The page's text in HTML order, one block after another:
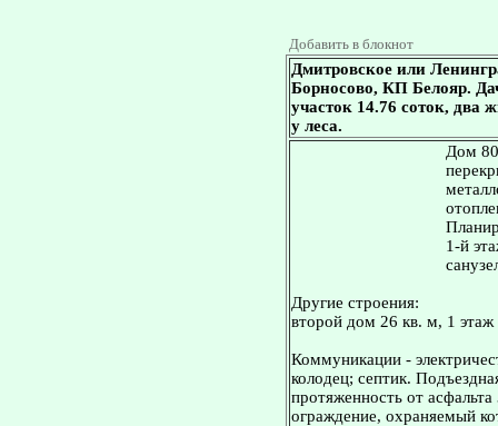
Добавить в блокнот
Дмитровское или
Борносово, КП Белояр.
участок 14.76 соток, два
у леса.
Дом
1-й
Другие строения:
второй дом 26 кв. м, 1
Коммуникации -
колодец; септик.
протяженность от
ограждение, охраняемый